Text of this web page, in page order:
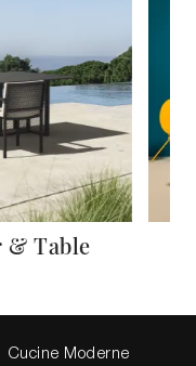
& Table
Cucine Moderne